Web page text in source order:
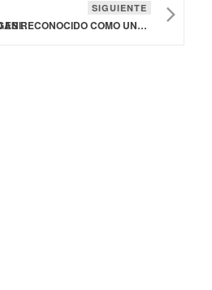
NESTLÉ ANUNCIA CAMBIOS EN SU ORGANIZACIÓN Y SU JUNTA DIRECTIVA
SIGUIENTE
GRUPO BIMBO ES RECONOCIDO COMO UNO DE LOS MEJORES EMPLEADORES DEL MUNDO SEGÚN FORBES